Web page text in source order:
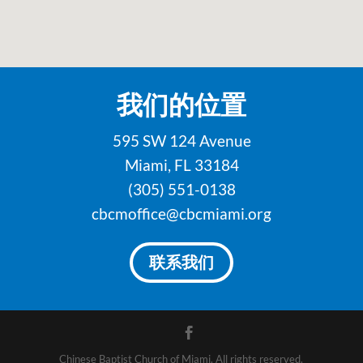
我们的位置
595 SW 124 Avenue
Miami, FL 33184
(305) 551-0138
cbcmoffice@cbcmiami.org
联系我们
Chinese Baptist Church of Miami. All rights reserved.